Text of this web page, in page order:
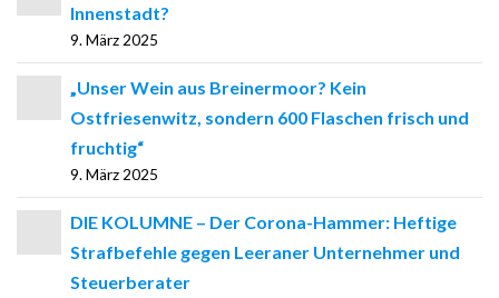
Innenstadt?
9. März 2025
„Unser Wein aus Breinermoor? Kein
Ostfriesenwitz, sondern 600 Flaschen frisch und
fruchtig“
9. März 2025
DIE KOLUMNE – Der Corona-Hammer: Heftige
Strafbefehle gegen Leeraner Unternehmer und
Steuerberater